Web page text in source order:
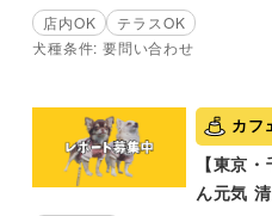
店内OK
テラスOK
犬種条件: 要問い合わせ
カフ
【東京
ん元気